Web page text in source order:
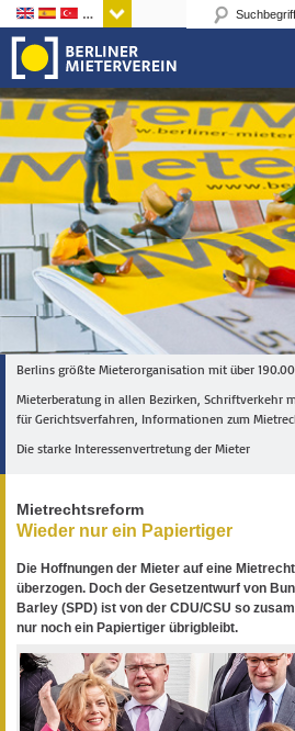
Sprachen
Berlins größte Mieterorganisation mit über
Mieterberatung in allen Bezirken, Schriftverkehr
für Gerichtsverfahren, Informationen zum
Die starke Interessenvertretung der Mieter
Mietrechtsreform
Wieder nur ein Papiertiger
Die Hoffnungen der Mieter auf eine
überzogen. Doch der Gesetzentwurf von
Barley (SPD) ist von der CDU/CSU so
nur noch ein Papiertiger übrigbleibt.